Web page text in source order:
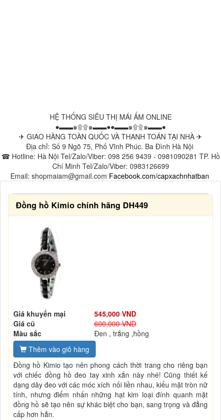
HỆ THỐNG SIÊU THỊ MÁI ẤM ONLINE
●▬▬๑۩۩๑▬▬●●▬▬๑۩۩๑▬▬●
✈ GIAO HÀNG TOÀN QUỐC VÀ THANH TOÁN TẠI NHÀ ✈
Địa chỉ: Số 9 Ngõ 75, Phố Vĩnh Phúc. Ba Đình Hà Nội
☎ Hotline: Hà Nội Tel/Zalo/Viber: 098 256 9439 - 0981090281 TP. Hồ
Chí Minh Tel/Zalo/Viber: 0983126699
Email: shopmaiam@gmail.com Facebook.com/capxachnhatban
Đồng hồ Kimio chính hãng DH449
Giá khuyến mại
545,000 VND
Giá cũ
600,000 VND
Màu sắc
Đen , trắng ,hồng
Thêm vào giỏ hàng
Đồng hồ Kimio tạo nên phong cách thời trang cho riêng bạn
với chiếc đồng hồ đeo tay xinh xắn này nhé! Cũng thiết kế
dạng dây đeo với các móc xích nối liền nhau, kiểu mặt tròn nữ
tính, nhưng điểm nhấn những hạt kim loại đính quanh mặt
đồng hồ sẽ tạo nên sự khác biệt cho bạn, sang trọng và đẳng
cấp hơn hẳn.